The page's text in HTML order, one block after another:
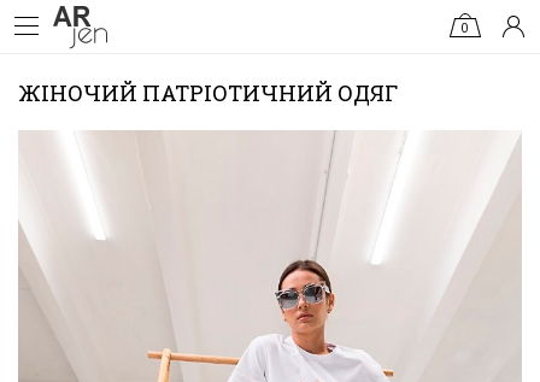
0
ЖІНОЧИЙ ПАТРІОТИЧНИЙ ОДЯГ